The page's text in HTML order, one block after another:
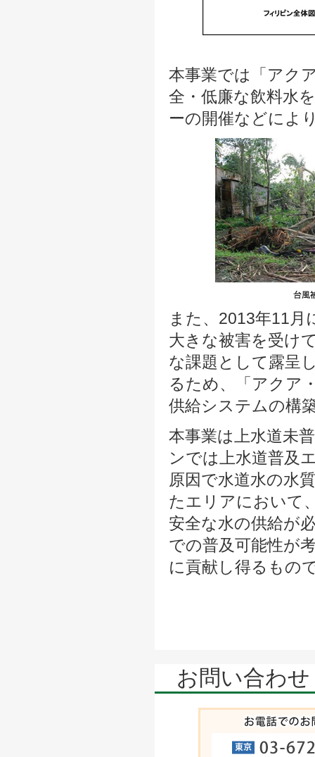
本事業では「アク
全・低廉な飲料水
ーの開催などによ
また、2013年11
大きな被害を受け
な課題として露呈
るため、「アクア
供給システムの構
本事業は上水道未
ンでは上水道普及
原因で水道水の水
たエリアにおいて
安全な水の供給が
での普及可能性が
に貢献し得るもの
お問い合わせ